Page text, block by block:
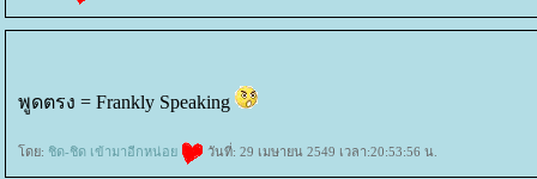
พูดตรง = Frankly Speaking
ดย: ชิด-ชิด เข้ามาอีกหน่อ วันที่: 29 เมษายน 2549 เวลา:20:53:56 น.